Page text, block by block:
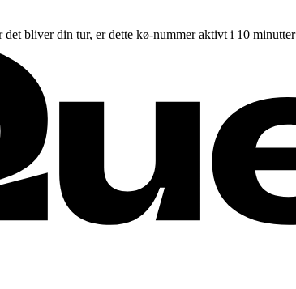
bliver din tur, er dette kø-nummer aktivt i 10 minutter